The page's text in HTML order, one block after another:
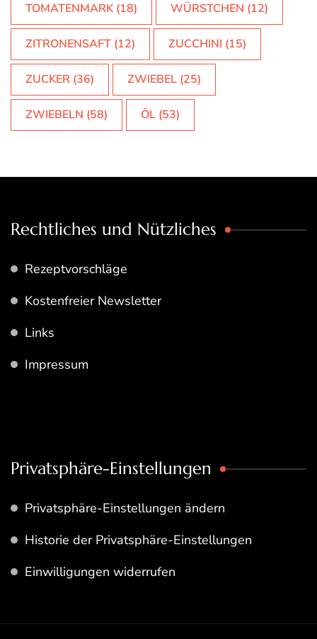
TOMATENMARK(18) WÜRSTCHEN (12)
ZITRONENSAFT (12) ZUCCHINI (15)
ZUCKER (36) ZWIEBEL (25)
ZWIEBELN (58) ÖL (53)
Rechtliches und Nützliches
Rezeptvorschläge
Kostenfreier Newsletter
Links
Impressum
Privatsphäre-Einstellungen
Privatsphäre-Einstellungen ändern
Historie der Privatsphäre-Einstellungen
Einwilligungen widerrufen